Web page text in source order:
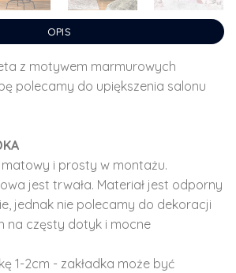
OPIS
z motywem marmurowych
polecamy do upiększenia salonu
matowy i prosty w montażu.
jest trwała. Materiał jest odporny
jednak nie polecamy do dekoracji
na częsty dotyk i mocne
1-2cm - zakładka może być